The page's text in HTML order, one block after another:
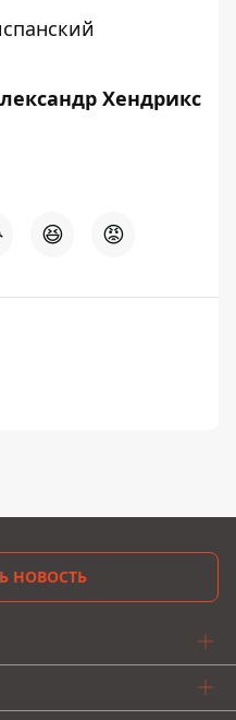
Хендрикс
😆 😡
НОВОСТЬ